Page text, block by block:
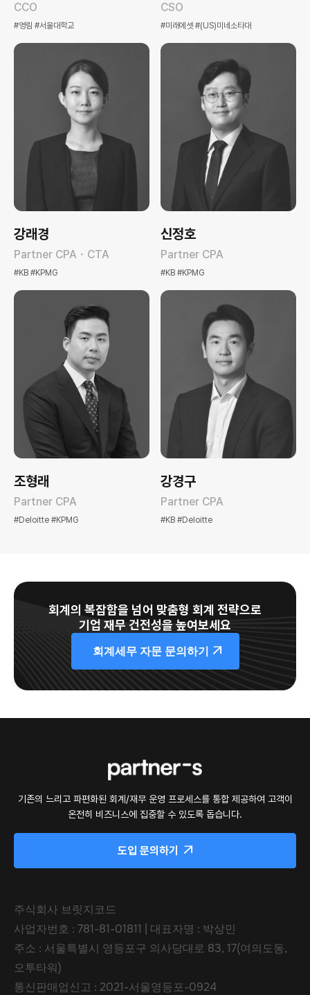
CCO
#영림 #서울대학교
CSO
#미래에셋 #(US)미네소타대
강래경
Partner CPA・CTA
#KB #KPMG
신정호
Partner CPA
#KB #KPMG
조형래
Partner CPA
#Deloitte #KPMG
강경구
Partner CPA
#KB #Deloitte
회계의 복잡함을 넘어 맞춤형 회계 전략으로
기업 재무 건전성을 높여보세요
회계세무 자문 문의하기 
기존의 느리고 파편화된 회계/재무 운영 프로세스를 통합 제공하여 고객이
온전히 비즈니스에 집중할 수 있도록 돕습니다.
도입 문의하기 
주식회사 브릿지코드
사업자번호 : 781-81-01811 | 대표자명 : 박상민
주소 : 서울특별시 영등포구 의사당대로 83, 17(여의도동,
오투타워)
통신판매업신고 : 2021-서울영등포-0924